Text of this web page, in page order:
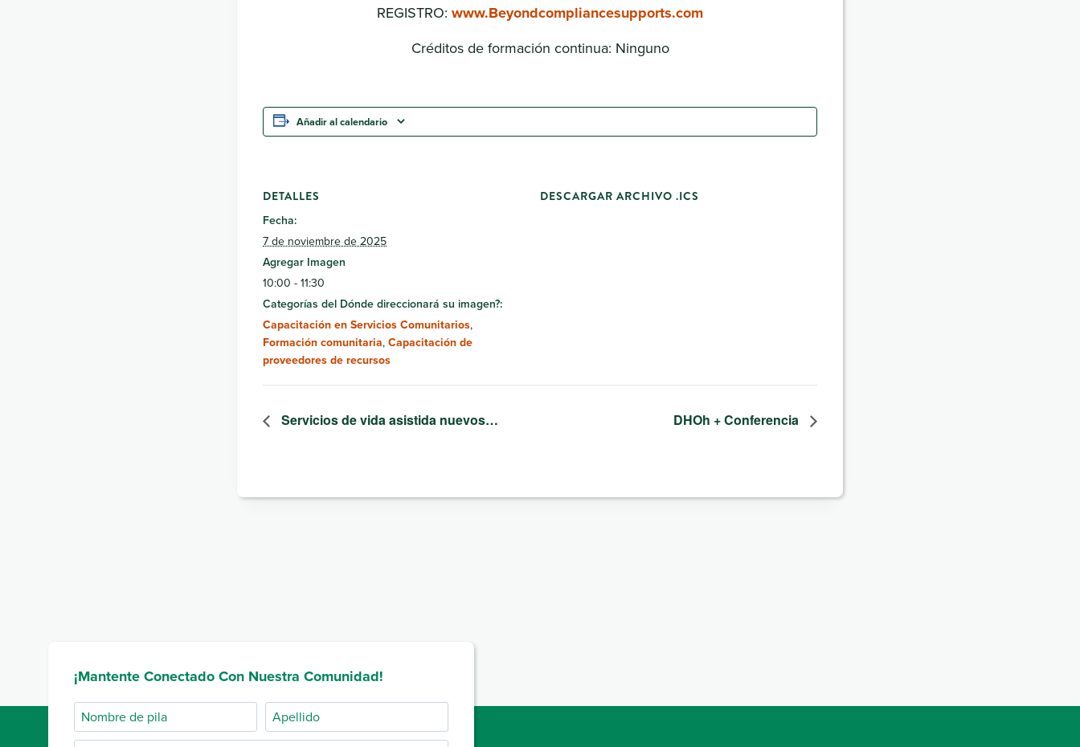
REGISTRO: www.Beyondcompliancesupports.com
Créditos de formación continua: Ninguno
Añadir al calendario
DETALLES
Fecha:
7 de noviembre de 2025
Agregar Imagen
10:00 - 11:30
Categorías del Dónde direccionará su imagen?:
Capacitación en Servicios Comunitarios,
Formación comunitaria, Capacitación de
proveedores de recursos
DESCARGAR ARCHIVO .ICS
Servicios de vida asistida nuevos… DHOh + Conferencia
¡Mantente Conectado Con Nuestra Comunidad!
Nombre
de
Apellido